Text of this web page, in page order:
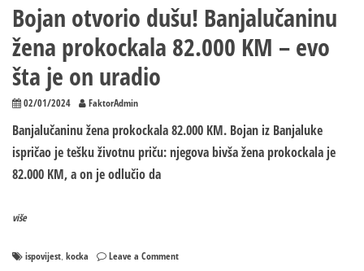
Bojan otvorio dušu! Banjalučaninu
žena prokockala 82.000 KM – evo
šta je on uradio
02/01/2024 FaktorAdmin
Banjalučaninu žena prokockala 82.000 KM. Bojan iz Banjaluke
ispričao je tešku životnu priču: njegova bivša žena prokockala je
82.000 KM, a on je odlučio da
više
ispovijest, kocka Leave a Commenton